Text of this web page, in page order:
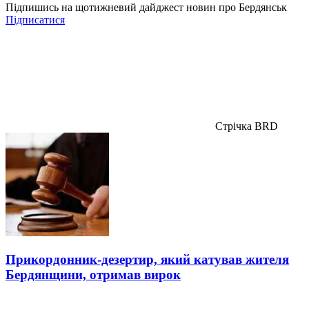
Підпишись на щотижневий дайджест новин про Бердянськ
Підписатися
Стрічка BRD
Прикордонник-дезертир, який катував жителя
Бердянщини, отримав вирок